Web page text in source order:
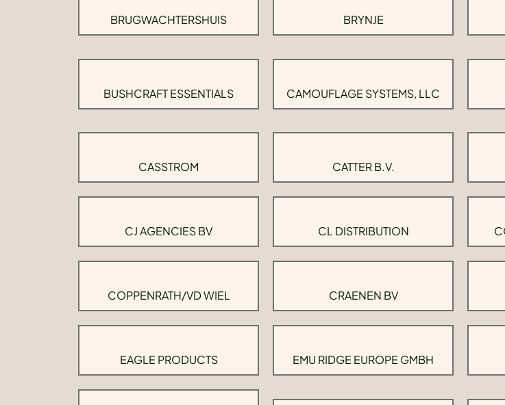
BRUGWACHTERSHUIS BRYNJE
BUSHCRAFT ESSENTIALS CAMOUFLAGE SYSTEMS, LLC
CASSTROM CATTER B.V.
CJ AGENCIES BV CL DISTRIBUTION
COPPENRATH/VD WIEL CRAENEN BV
EAGLE PRODUCTS EMU RIDGE EUROPE GMBH